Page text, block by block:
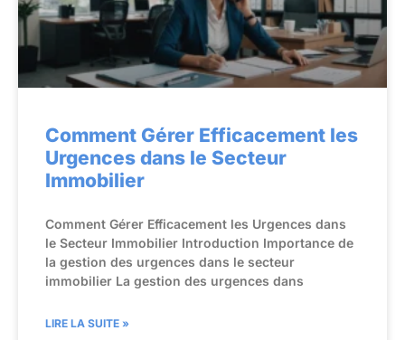
Comment Gérer Efficacement les
Urgences dans le Secteur
Immobilier
Comment Gérer Efficacement les Urgences dans
le Secteur Immobilier Introduction Importance de
la gestion des urgences dans le secteur
immobilier La gestion des urgences dans
LIRE LA SUITE »